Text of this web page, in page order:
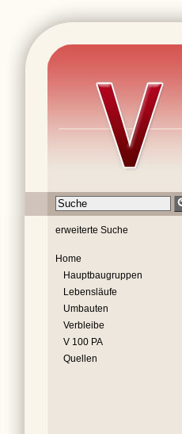
erweiterte Suche
Home
Hauptbaugruppen
Lebensläufe
Umbauten
Verbleibe
V 100 PA
Quellen